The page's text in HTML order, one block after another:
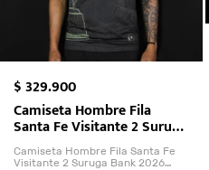
$329.900
Camiseta Hombre Fila
Santa Fe Visitante 2 Suruga
Bank 2026
Camiseta Hombre Fila Santa Fe
Visitante 2 Suruga Bank 2026